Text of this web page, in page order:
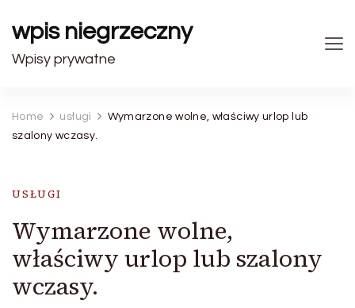
wpis niegrzeczny
Wpisy prywatne
Home usługi
Wymarzone wolne, właściwy urlop lub
szalony wczasy.
USŁUGI
Wymarzone wolne,
właściwy urlop lub szalony
wczasy.